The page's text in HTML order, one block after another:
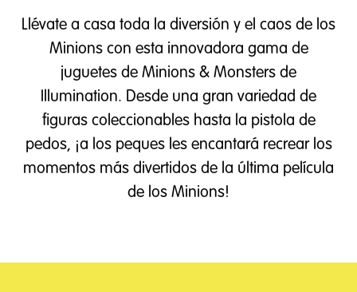
Llévate a casa toda la diversión y el caos de los
Minions con esta innovadora gama de
juguetes de Minions & Monsters de
Illumination. Desde una gran variedad de
figuras coleccionables hasta la pistola de
pedos, ¡a los peques les encantará recrear los
momentos más divertidos de la última película
de los Minions!